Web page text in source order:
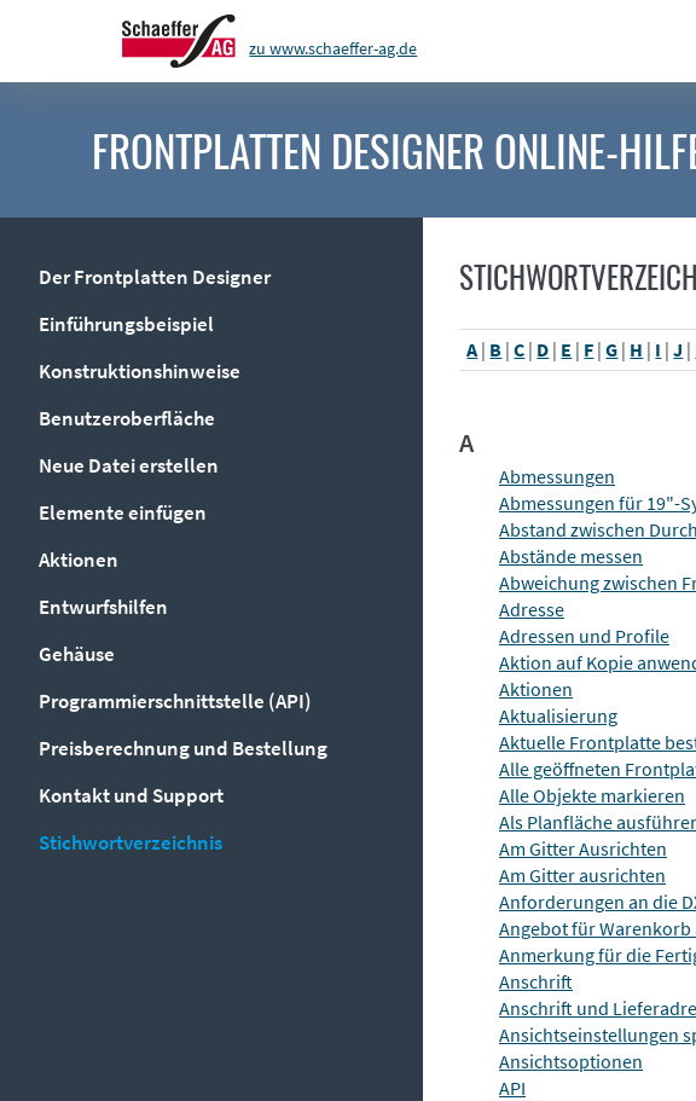
zu www.schaeffer-ag.de
FRONTPLATTEN DESIGNERONLINE-
A| B |C | D | E | F |G | H | I |J |
A
Abmessungen
Abmessungen für 19"-
Abstand zwischen
Abstände messen
Abweichung zwischen
Adresse
Adressen und Profile
Aktion auf Kopie
Aktionen
Aktualisierung
Aktuelle Frontplatte
Alle geöffneten
Alle Objekte markieren
Als Planfläche
Am Gitter Ausrichten
Am Gitter ausrichten
Anforderungen an die
Angebot für
Anmerkung für die
Anschrift
Anschrift und
Ansichtseinstellungen
Ansichtsoptionen
API
Der Frontplatten Designer
Einführungsbeispiel
Konstruktionshinweise
Benutzeroberfläche
Neue Datei erstellen
Elemente einfügen
Aktionen
Entwurfshilfen
Gehäuse
Programmierschnittstelle (API)
Preisberechnung und Bestellung
Kontakt und Support
Stichwortverzeichnis